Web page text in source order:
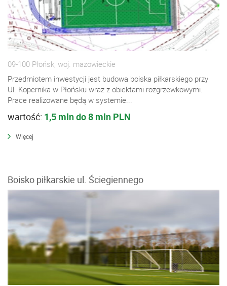
09-100 Płońsk, woj. mazowieckie
Przedmiotem inwestycji jest budowa boiska piłkarskiego przy
Ul. Kopernika w Płońsku wraz z obiektami rozgrzewkowymi.
Prace realizowane będą w systemie...
wartość: 1,5 mln do 8 mln PLN
Więcej
Boisko piłkarskie ul. Ściegiennego